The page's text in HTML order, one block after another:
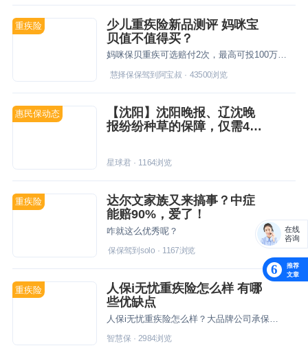
重疾险
​少儿重疾险新品测评 妈咪宝
贝值不值得买？
妈咪保贝重疾可选赔付2次，最高可投100万保额，不仅有40种轻症赔付2次，还有25种中症，也是赔付2次，而且价格还便宜，是一款有竞争力的少儿重疾险，宝妈宝爸可以重点关注一下。
慧择保保驾到阿宝叔 · 43500浏览
惠民保动态
【沈阳】沈阳晚报、辽沈晚
报纷纷种草的保障，仅需49
星球君· 1164浏览
重疾险
达尔文家族又来搞事？中症
能赔90%，爱了！
咋就这么优秀呢？
保保驾到solo· 1167浏览
重疾险
人保i无忧重疾险怎么样 有哪
些优缺点
智慧保· 2984浏览
6
推荐
文章
在线
咨询